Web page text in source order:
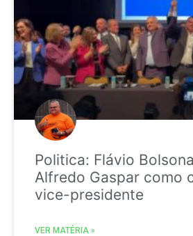
Politica: Flávio
Alfredo Gaspar como
vice-presidente
VER MATÉRIA »